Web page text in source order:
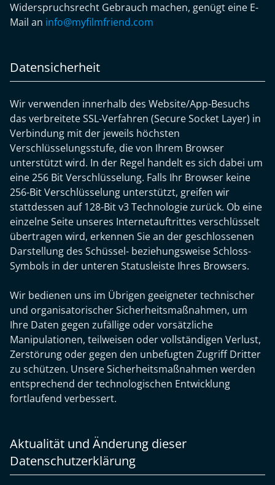
Widerspruchsrecht Gebrauch machen, genügt eine E-
Mail an info@myfilmfriend.com
Datensicherheit
Wir verwenden innerhalb des Website/App-Besuchs
das verbreitete SSL-Verfahren (Secure Socket Layer) in
Verbindung mit der jeweils höchsten
Verschlüsselungsstufe, die von Ihrem Browser
unterstützt wird. In der Regel handelt es sich dabei um
eine 256 Bit Verschlüsselung. Falls Ihr Browser keine
256-Bit Verschlüsselung unterstützt, greifen wir
stattdessen auf 128-Bit v3 Technologie zurück. Ob eine
einzelne Seite unseres Internetauftrittes verschlüsselt
übertragen wird, erkennen Sie an der geschlossenen
Darstellung des Schüssel- beziehungsweise Schloss-
Symbols in der unteren Statusleiste Ihres Browsers.
Wir bedienen uns im Übrigen geeigneter technischer
und organisatorischer Sicherheitsmaßnahmen, um
Ihre Daten gegen zufällige oder vorsätzliche
Manipulationen, teilweisen oder vollständigen Verlust,
Zerstörung oder gegen den unbefugten Zugriff Dritter
zu schützen. Unsere Sicherheitsmaßnahmen werden
entsprechend der technologischen Entwicklung
fortlaufend verbessert.
Aktualität und Änderung dieser
Datenschutzerklärung